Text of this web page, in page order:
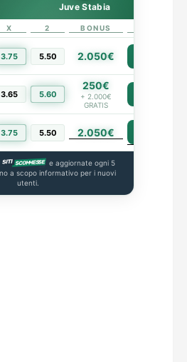
Juve Stabia
X 2 BONUS
3.75 5.50 2.050€
3.65 5.60
250€
+ 2.000€
GRATIS
3.75 5.50 2.050€
e aggiornate ogni 5
a scopo informativo per i nuovi
utenti.